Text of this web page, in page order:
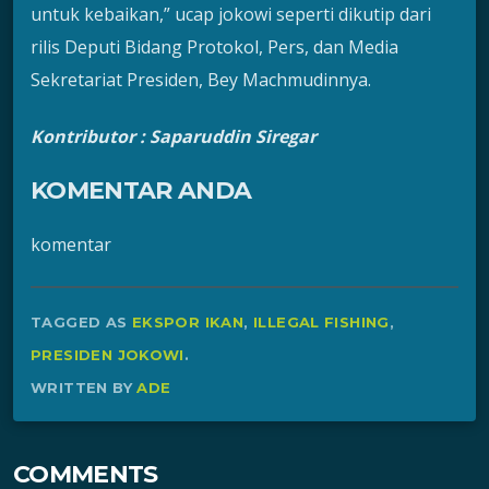
untuk kebaikan,” ucap jokowi seperti dikutip dari
rilis Deputi Bidang Protokol, Pers, dan Media
Sekretariat Presiden, Bey Machmudinnya.
Kontributor : Saparuddin Siregar
KOMENTAR ANDA
komentar
TAGGED AS EKSPOR IKAN, ILLEGAL FISHING,
PRESIDEN JOKOWI.
WRITTEN BYADE
COMMENTS